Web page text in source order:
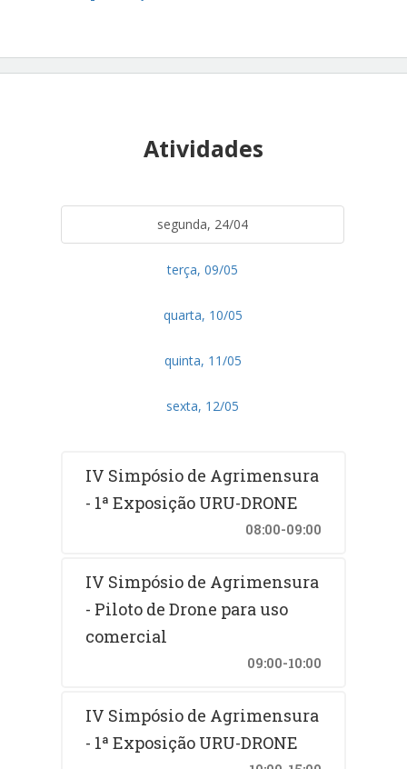
Atividades
segunda, 24/04
terça, 09/05
quarta, 10/05
quinta, 11/05
sexta, 12/05
IV Simpósio de Agrimensura
- 1ª Exposição URU-DRONE
08:00-09:00
IV Simpósio de Agrimensura
- Piloto de Drone para uso
comercial
09:00-10:00
IV Simpósio de Agrimensura
- 1ª Exposição URU-DRONE